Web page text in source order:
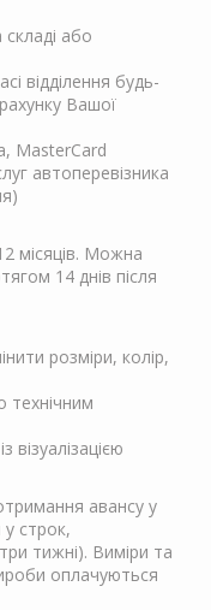
або
відділення будь-
Вашої
MasterCard
автоперевізника
місяців. Можна
14 днів після
розміри, колір,
технічним
візуалізацією
авансу у
у строк,
тижні). Виміри та
оплачуються